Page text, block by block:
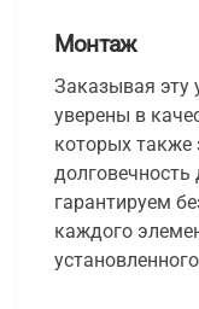
Монтаж
Заказывая эту
уверены в
которых также
гарантируем
каждого